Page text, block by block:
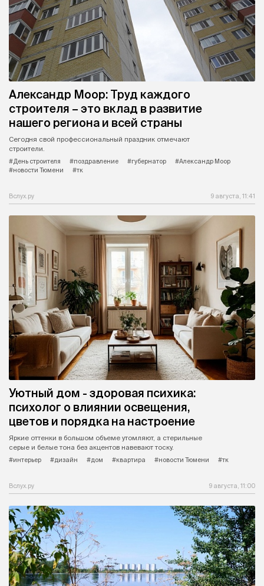
Александр Моор: Труд каждого
строителя – это вклад в развитие
нашего региона и всей страны
Сегодня свой профессиональный праздник отмечают
строители.
#День строителя
#поздравление #губернатор
#Александр Моор
#новости Тюмени
#тк
Вслух.ру 9 августа, 11:41
Уютный дом - здоровая психика:
психолог о влиянии освещения,
цветов и порядка на настроение
Яркие оттенки в большом объеме утомляют, а стерильные
серые и белые тона без акцентов навевают тоску.
#интерьер
#дизайн #дом #квартира #новости Тюмени #тк
Вслух.ру 9 августа, 11:00